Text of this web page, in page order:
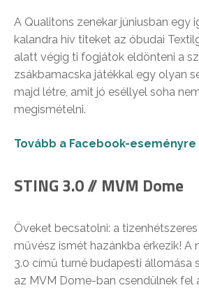
A Qualitons zenekar júniusban egy
kalandra hív titeket az óbudai
alatt végig ti fogjátok eldönteni a
zsákbamacska játékkal egy olyan
majd létre, amit jó eséllyel soha
megismételni.
Tovább a Facebook-eseményre
STING 3.0 // MVM Dome
Öveket becsatolni: a
művész ismét hazánkba érkezik! A
3.0 című turné budapesti állomása
az MVM Dome-ban csendülnek fel